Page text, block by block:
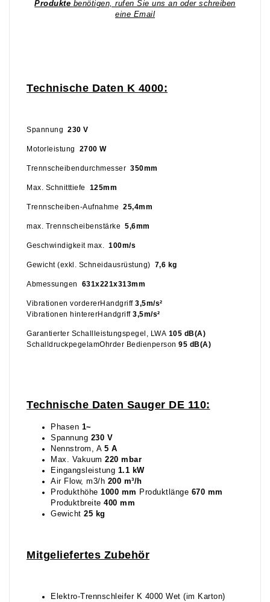
Produkte benötigen, rufen Sie uns an oder schreiben
eine Email
Technische Daten K 4000:
Spannung 230 V
Motorleistung 2700 W
Trennscheibendurchmesser 350mm
Max. Schnitttiefe 125mm
Trennscheiben-Aufnahme 25,4mm
max. Trennscheibenstärke 5,6mm
Geschwindigkeit max. 100m/s
Gewicht (exkl. Schneidausrüstung) 7,6 kg
Abmessungen 631x221x313mm
Vibrationen vordererHandgriff 3,5m/s²
Vibrationen hintererHandgriff 3,5m/s²
Garantierter Schallleistungspegel, LWA 105 dB(A)
SchalldruckpegelamOhrder Bedienperson 95 dB(A)
Technische Daten Sauger DE 110:
Phasen 1~
Spannung 230 V
Nennstrom, A 5 A
Max. Vakuum 220 mbar
Eingangsleistung 1.1 kW
Air Flow, m3/h 200 m³/h
Produkthöhe 1000 mm Produktlänge 670 mm
Produktbreite 400 mm
Gewicht 25 kg
Mitgeliefertes Zubehör
Elektro-Trennschleifer K 4000 Wet (im Karton)